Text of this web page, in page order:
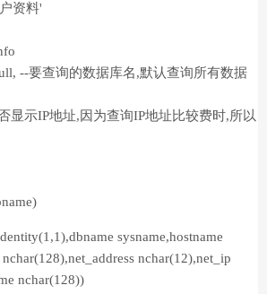
资料'
--要查询的数据库名,默认查询所有数据
显示IP地址,因为查询IP地址比较费时,所以
sysname,hostname
nchar(12),net_ip
nchar(128))